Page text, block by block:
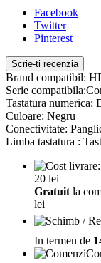
Facebook
Twitter
Pinterest
Scrie-ti recenzia
Brand compatibil:
Serie
Tastatura numerica:
Culoare: Negru
Conectivitate:
Limba tastatura :
20 lei
Gratuit la
lei
In termen de